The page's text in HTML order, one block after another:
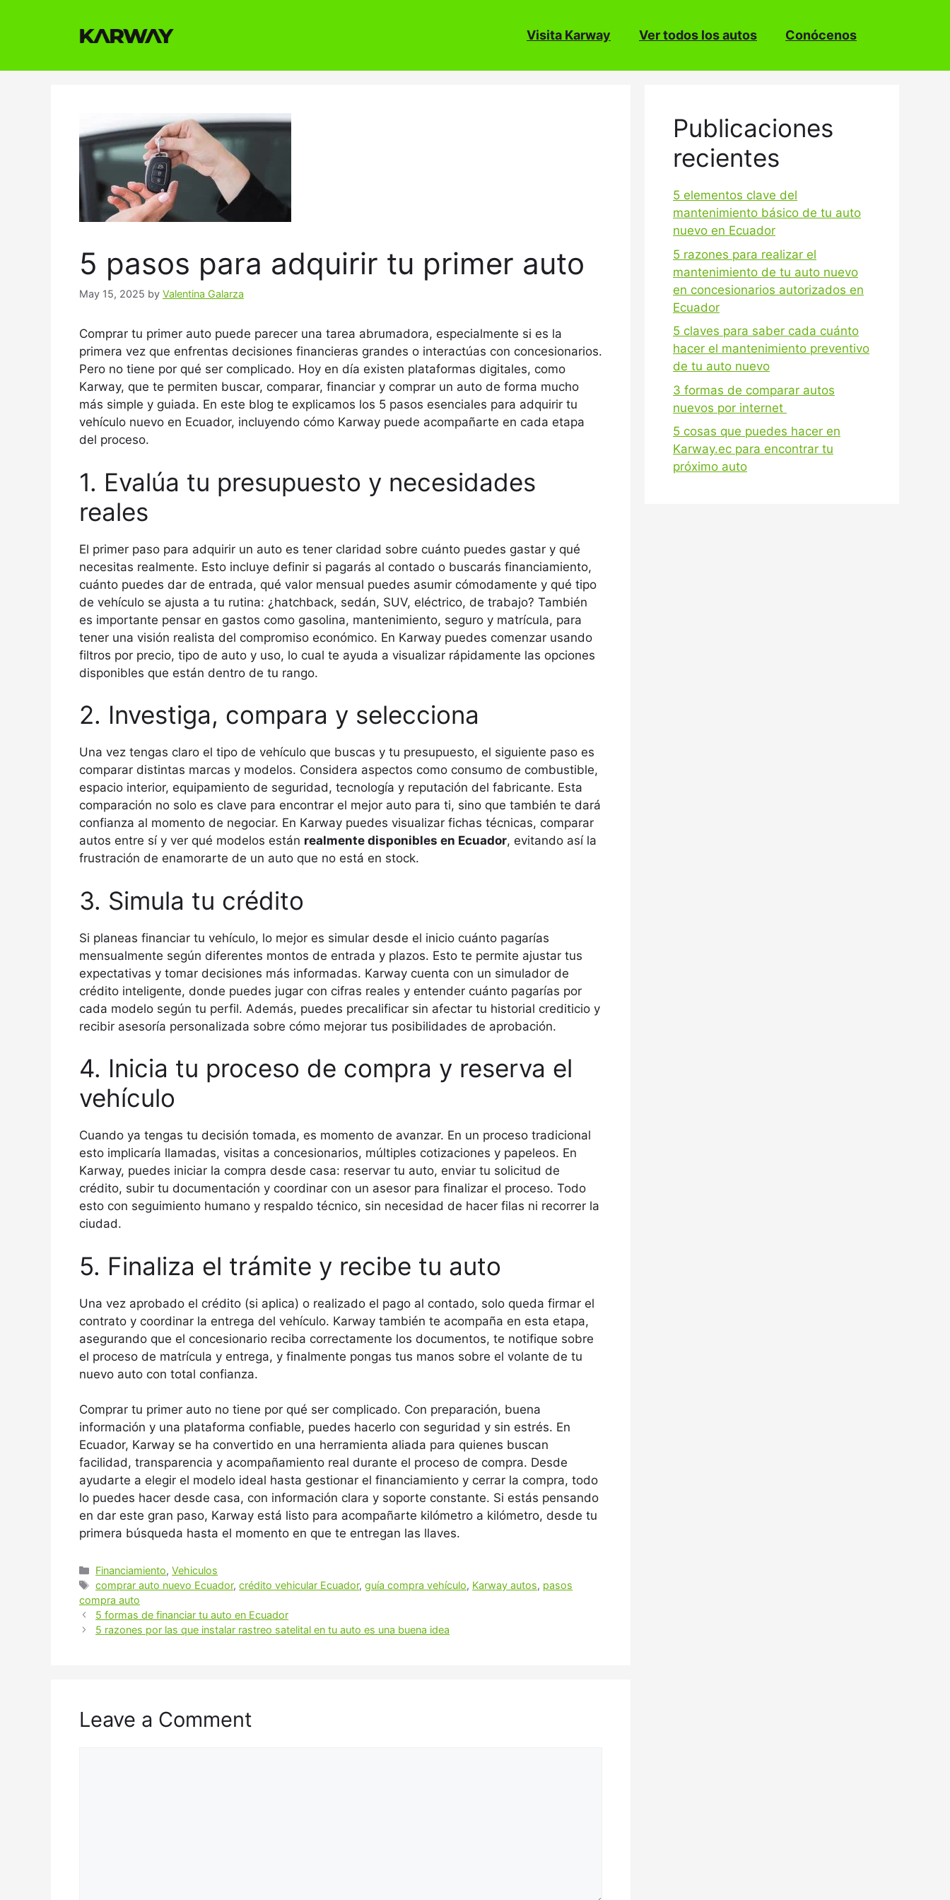
Visita Karway Ver todos los autos Conócenos
5 pasos para adquirir tu primer auto
May 15, 2025 by Valentina Galarza
Comprar tu primer auto puede parecer una tarea abrumadora, especialmente si es la
primera vez que enfrentas decisiones financieras grandes o interactúas con concesionarios.
Pero no tiene por qué ser complicado. Hoy en día existen plataformas digitales, como
Karway, que te permiten buscar, comparar, financiar y comprar un auto de forma mucho
más simple y guiada. En este blog te explicamos los 5 pasos esenciales para adquirir tu
vehículo nuevo en Ecuador, incluyendo cómo Karway puede acompañarte en cada etapa
del proceso.
1. Evalúa tu presupuesto y necesidades
reales
El primer paso para adquirir un auto es tener claridad sobre cuánto puedes gastar y qué
necesitas realmente. Esto incluye definir si pagarás al contado o buscarás financiamiento,
cuánto puedes dar de entrada, qué valor mensual puedes asumir cómodamente y qué tipo
de vehículo se ajusta a tu rutina: ¿hatchback, sedán, SUV, eléctrico, de trabajo? También
es importante pensar en gastos como gasolina, mantenimiento, seguro y matrícula, para
tener una visión realista del compromiso económico. En Karway puedes comenzar usando
filtros por precio, tipo de auto y uso, lo cual te ayuda a visualizar rápidamente las opciones
disponibles que están dentro de tu rango.
2. Investiga, compara y selecciona
Una vez tengas claro el tipo de vehículo que buscas y tu presupuesto, el siguiente paso es
comparar distintas marcas y modelos. Considera aspectos como consumo de combustible,
espacio interior, equipamiento de seguridad, tecnología y reputación del fabricante. Esta
comparación no solo es clave para encontrar el mejor auto para ti, sino que también te dará
confianza al momento de negociar. En Karway puedes visualizar fichas técnicas, comparar
autos entre sí y ver qué modelos están realmente disponibles en Ecuador, evitando así la
frustración de enamorarte de un auto que no está en stock.
3. Simula tu crédito
Si planeas financiar tu vehículo, lo mejor es simular desde el inicio cuánto pagarías
mensualmente según diferentes montos de entrada y plazos. Esto te permite ajustar tus
expectativas y tomar decisiones más informadas. Karway cuenta con un simulador de
crédito inteligente, donde puedes jugar con cifras reales y entender cuánto pagarías por
cada modelo según tu perfil. Además, puedes precalificar sin afectar tu historial crediticio y
recibir asesoría personalizada sobre cómo mejorar tus posibilidades de aprobación.
4. Inicia tu proceso de compra y reserva el
vehículo
Cuando ya tengas tu decisión tomada, es momento de avanzar. En un proceso tradicional
esto implicaría llamadas, visitas a concesionarios, múltiples cotizaciones y papeleos. En
Karway, puedes iniciar la compra desde casa: reservar tu auto, enviar tu solicitud de
crédito, subir tu documentación y coordinar con un asesor para finalizar el proceso. Todo
esto con seguimiento humano y respaldo técnico, sin necesidad de hacer filas ni recorrer la
ciudad.
5. Finaliza el trámite y recibe tu auto
Una vez aprobado el crédito (si aplica) o realizado el pago al contado, solo queda firmar el
contrato y coordinar la entrega del vehículo. Karway también te acompaña en esta etapa,
asegurando que el concesionario reciba correctamente los documentos, te notifique sobre
el proceso de matrícula y entrega, y finalmente pongas tus manos sobre el volante de tu
nuevo auto con total confianza.
Comprar tu primer auto no tiene por qué ser complicado. Con preparación, buena
información y una plataforma confiable, puedes hacerlo con seguridad y sin estrés. En
Ecuador, Karway se ha convertido en una herramienta aliada para quienes buscan
facilidad, transparencia y acompañamiento real durante el proceso de compra. Desde
ayudarte a elegir el modelo ideal hasta gestionar el financiamiento y cerrar la compra, todo
lo puedes hacer desde casa, con información clara y soporte constante. Si estás pensando
en dar este gran paso, Karway está listo para acompañarte kilómetro a kilómetro, desde tu
primera búsqueda hasta el momento en que te entregan las llaves.
Categories
Financiamiento,Vehiculos
Tags
comprar auto nuevo Ecuador,crédito vehicular Ecuador,guía compra vehículo, Karway autos, pasos
compra auto
5 formas de financiar tu auto en Ecuador
5 razones por las que instalar rastreo satelital en tu auto es una buena idea
Leave a Comment
Publicaciones
recientes
5 elementos clave del
mantenimiento básico de tu auto
nuevo en Ecuador
5 razones para realizar el
mantenimiento de tu auto nuevo
en concesionarios autorizados en
Ecuador
5 claves para saber cada cuánto
hacer el mantenimiento preventivo
de tu auto nuevo
3 formas de comparar autos
nuevos por internet
5 cosas que puedes hacer en
Karway.ec para encontrar tu
próximo auto